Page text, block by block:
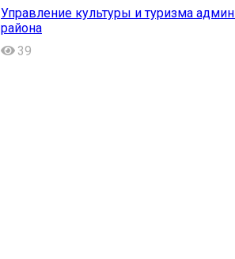
Управление культуры и туризма
района
39